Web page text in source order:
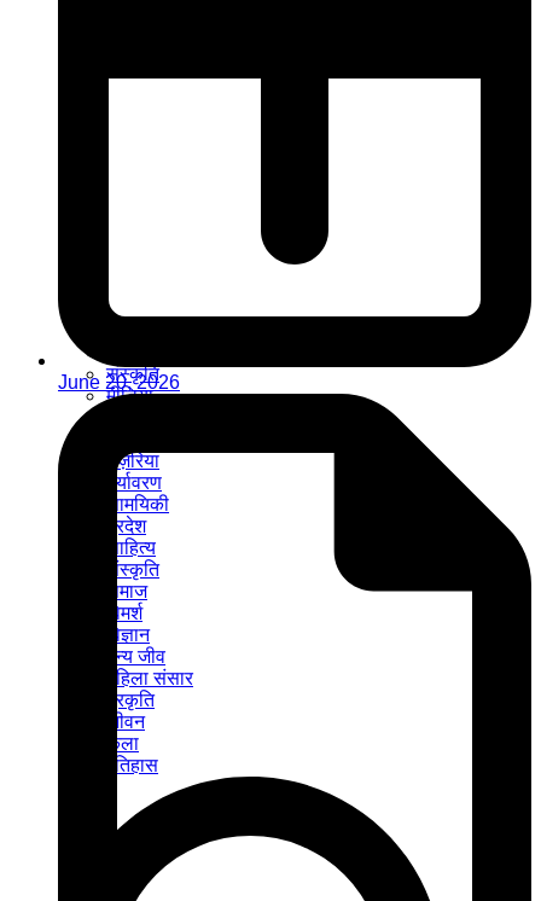
संस्कृति
मीडिया
नज़रिया
पर्यावरण
सामयिकी
प्रदेश
साहित्य
संस्कृति
समाज
विमर्श
विज्ञान
वन्य जीव
महिला संसार
प्रकृति
जीवन
कला
इतिहास
June 20, 2026